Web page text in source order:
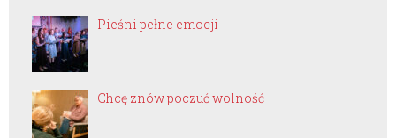
Pieśni pełne emocji
Chcę znów poczuć wolność